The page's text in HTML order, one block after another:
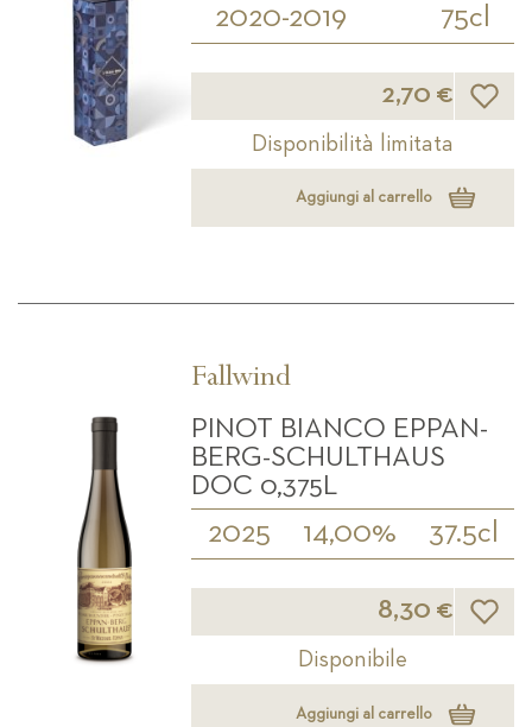
2020-2019 75cl
2,70 € Lista
Disponibilità limitata
Aggiungi al carrello
Fallwind
PINOT BIANCO EPPAN-
BERG-SCHULTHAUS
DOC 0,375L
2025 14,00% 37.5cl
8,30 € Lista
Disponibile
Aggiungi al carrello